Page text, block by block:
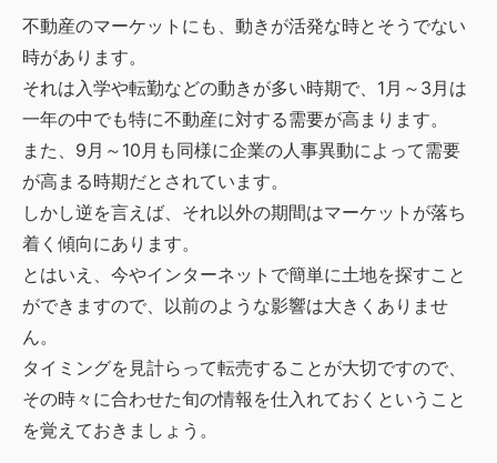
不動産のマーケットにも、動きが活発な時とそうでない
時があります。
それは入学や転勤などの動きが多い時期で、1月～3月は
一年の中でも特に不動産に対する需要が高まります。
また、9月～10月も同様に企業の人事異動によって需要
が高まる時期だとされています。
しかし逆を言えば、それ以外の期間はマーケットが落ち
着く傾向にあります。
とはいえ、今やインターネットで簡単に土地を探すこと
ができますので、以前のような影響は大きくありませ
ん。
タイミングを見計らって転売することが大切ですので、
その時々に合わせた旬の情報を仕入れておくということ
を覚えておきましょう。